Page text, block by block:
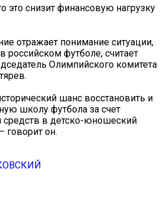
это снизит финансовую нагрузку
отражает понимание ситуации,
российском футболе, считает
Олимпийского комитета
шанс восстановить и
школу футбола за счет
средств в детско-юношеский
говорит он.